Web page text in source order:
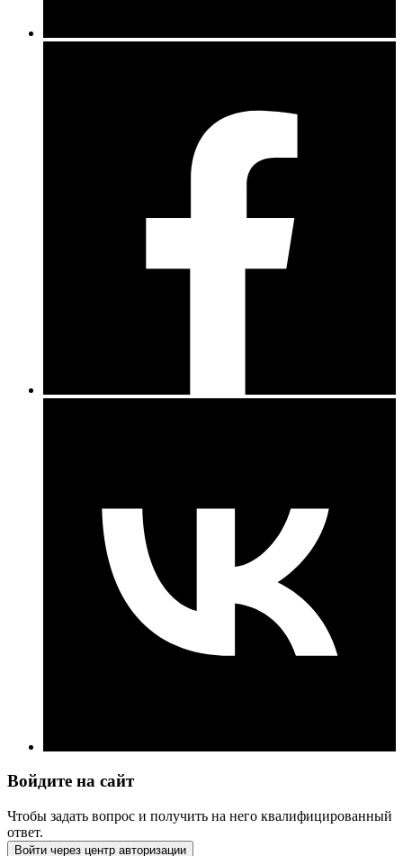
Войдите на сайт
Чтобы задать вопрос и получить на него квалифицированный
ответ.
Войти через центр авторизации